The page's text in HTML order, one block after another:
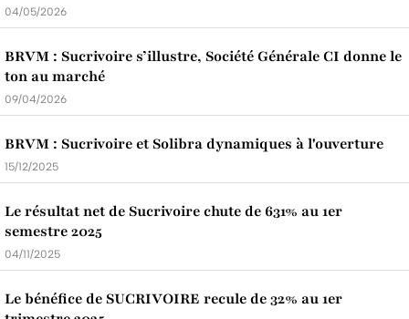
04/05/2026
BRVM : Sucrivoire s’illustre, Société Générale CI donne le
ton au marché
09/04/2026
BRVM : Sucrivoire et Solibra dynamiques à l'ouverture
15/12/2025
Le résultat net de Sucrivoire chute de 631% au 1er
semestre 2025
04/11/2025
Le bénéfice de SUCRIVOIRE recule de 32% au 1er